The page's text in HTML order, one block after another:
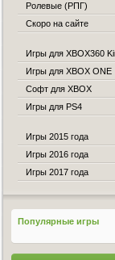
Ролевые (РПГ)
Скоро на сайте
Игры для XBOX360
Игры для XBOX ONE
Софт для XBOX
Игры для PS4
Игры 2015 года
Игры 2016 года
Игры 2017 года
Популярные игры